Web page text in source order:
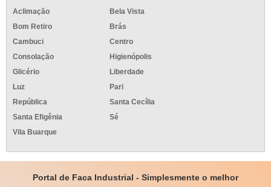
Aclimação
Bela Vista
Bom Retiro
Brás
Cambuci
Centro
Consolação
Higienópolis
Glicério
Liberdade
Luz
Pari
República
Santa Cecília
Santa Efigênia
Sé
Vila Buarque
Portal de Faca Industrial - Simplesmente o melhor